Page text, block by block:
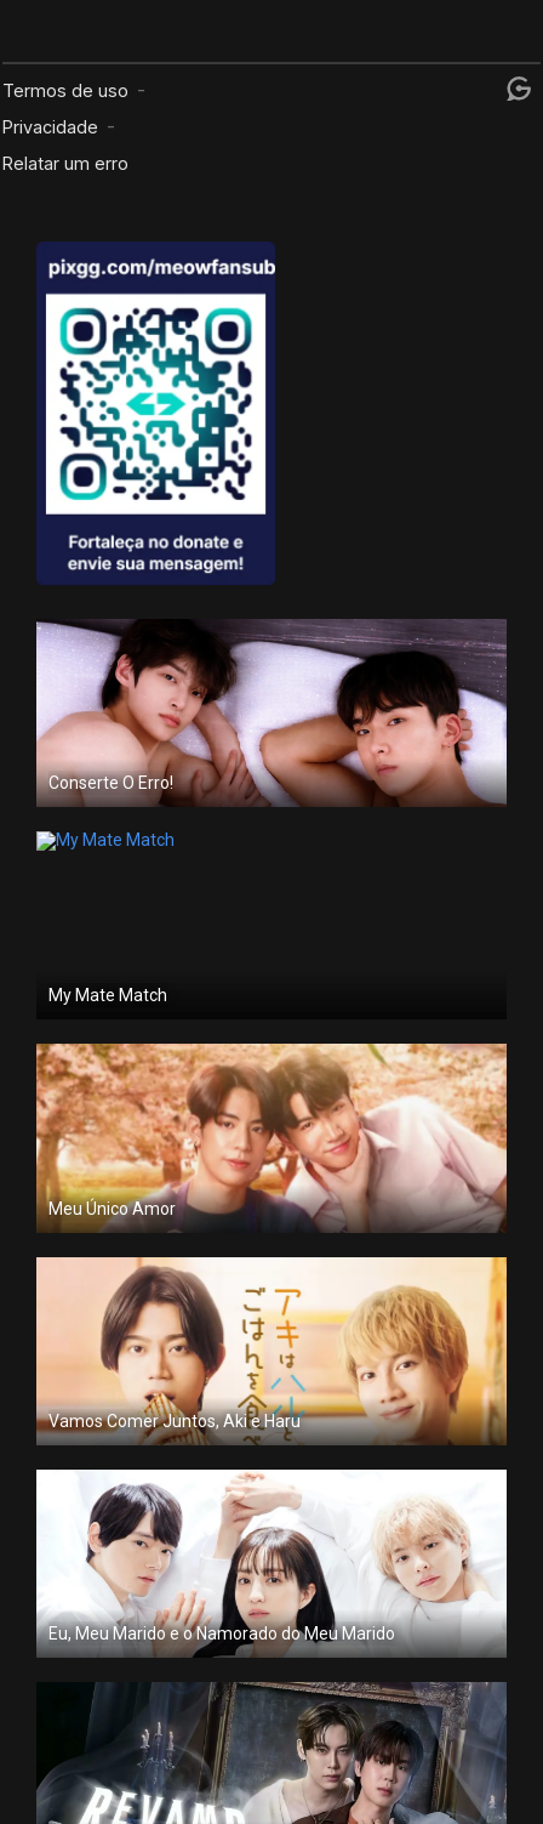
Conserte O Erro!
My Mate Match
Meu Único Amor
Vamos Comer Juntos, Aki e Haru
Eu, Meu Marido e o Namorado do Meu Marido